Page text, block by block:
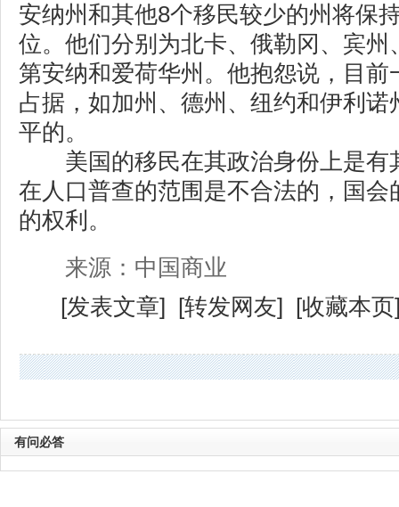
安纳州和其他8个移民较少的州将保
位。他们分别为北卡、俄勒冈、宾
第安纳和爱荷华州。他抱怨说，目
占据，如加州、德州、纽约和伊利
平的。
美国的移民在其政治身份上是有
在人口普查的范围是不合法的，国
的权利。
来源：中国商业
[发表文章] [转发网友] [收藏本页
有问必答